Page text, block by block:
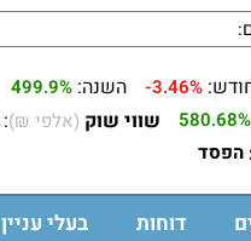
-3.46% השנה: 499.9%
580.68% שווי שוק (אלפי ₪):
הפסד
דוחות בעלי עניין